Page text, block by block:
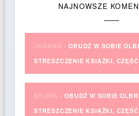
NAJNOWSZE
JOANNA -OBUDŹ W SOBIE
STRESZCZENIE KSIĄŻKI,
SYLWIA -OBUDŹ W SOBIE
STRESZCZENIE KSIĄŻKI,